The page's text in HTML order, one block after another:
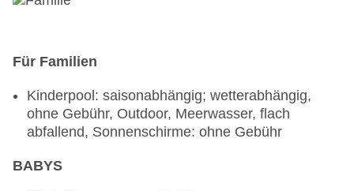
Für Familien
Kinderpool: saisonabhängig; wetterabhängig,
ohne Gebühr, Outdoor, Meerwasser, flach
abfallend, Sonnenschirme: ohne Gebühr
BABYS